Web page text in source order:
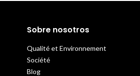
Sobre nosotros
Qualité et Environnement
Société
Blog